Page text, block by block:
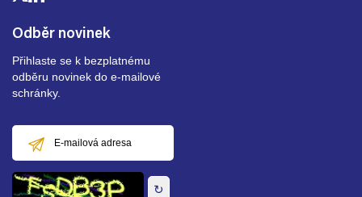
Odběr novinek
Přihlaste se k bezplatnému
odběru novinek do e-mailové
schránky.
mailová
adresa
↻